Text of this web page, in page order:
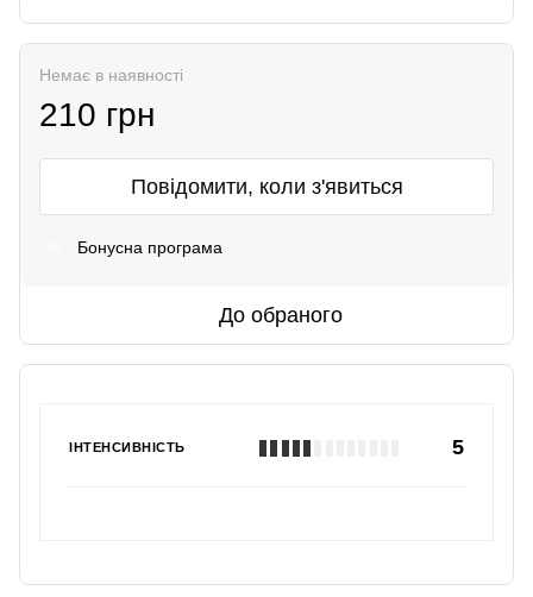
Немає в наявності
210 грн
Повідомити, коли з'явиться
Бонусна програма
До обраного
ІНТЕНСИВНІСТЬ 5